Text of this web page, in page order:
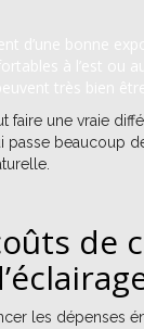
faire une vraie
beaucoup
de
les dépenses